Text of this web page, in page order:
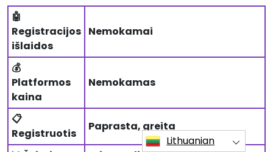
🤖
Registracijos
išlaidos
Nemokamai
💰
Platformos
kaina
Nemokamas
📋
Registruotis
Paprasta, greita
Lithuanian